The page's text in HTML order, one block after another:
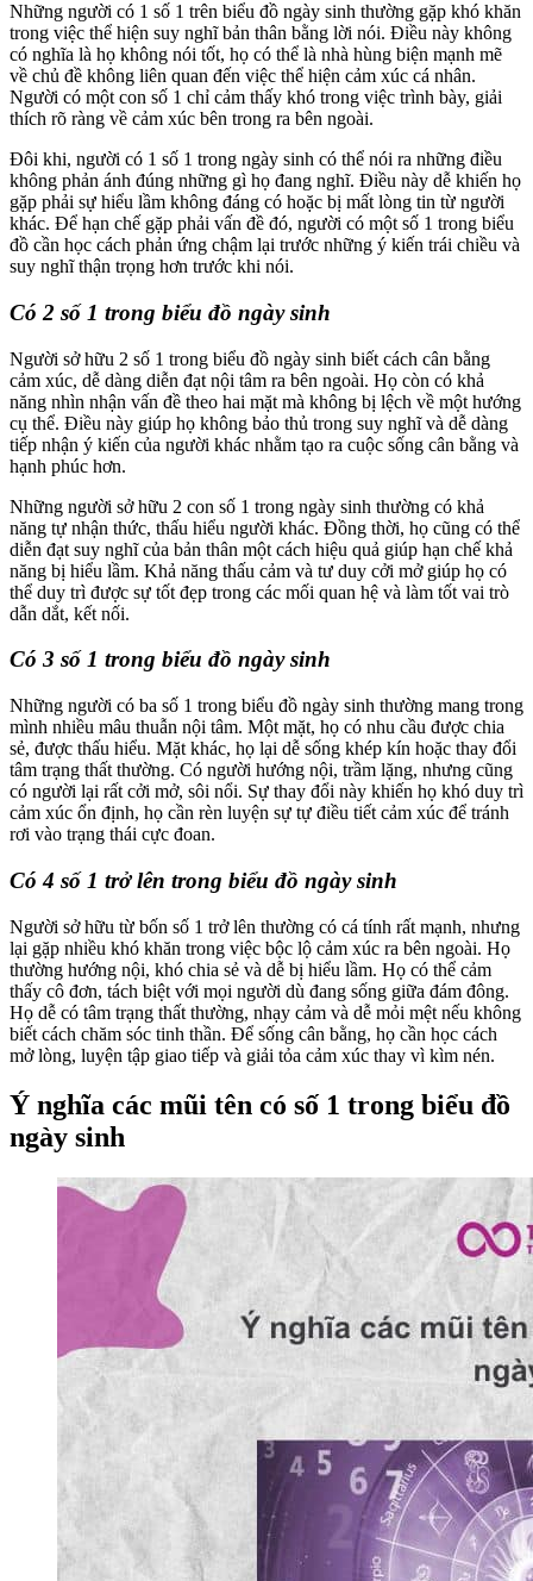
Những người có 1 số 1 trên biểu đồ ngày sinh thường gặp khó khăn
trong việc thể hiện suy nghĩ bản thân bằng lời nói. Điều này không
có nghĩa là họ không nói tốt, họ có thể là nhà hùng biện mạnh mẽ
về chủ đề không liên quan đến việc thể hiện cảm xúc cá nhân.
Người có một con số 1 chỉ cảm thấy khó trong việc trình bày, giải
thích rõ ràng về cảm xúc bên trong ra bên ngoài.
Đôi khi, người có 1 số 1 trong ngày sinh có thể nói ra những điều
không phản ánh đúng những gì họ đang nghĩ. Điều này dễ khiến họ
gặp phải sự hiểu lầm không đáng có hoặc bị mất lòng tin từ người
khác. Để hạn chế gặp phải vấn đề đó, người có một số 1 trong biểu
đồ cần học cách phản ứng chậm lại trước những ý kiến trái chiều và
suy nghĩ thận trọng hơn trước khi nói.
Có 2 số 1 trong biểu đồ ngày sinh
Người sở hữu 2 số 1 trong biểu đồ ngày sinh biết cách cân bằng
cảm xúc, dễ dàng diễn đạt nội tâm ra bên ngoài. Họ còn có khả
năng nhìn nhận vấn đề theo hai mặt mà không bị lệch về một hướng
cụ thể. Điều này giúp họ không bảo thủ trong suy nghĩ và dễ dàng
tiếp nhận ý kiến của người khác nhằm tạo ra cuộc sống cân bằng và
hạnh phúc hơn.
Những người sở hữu 2 con số 1 trong ngày sinh thường có khả
năng tự nhận thức, thấu hiểu người khác. Đồng thời, họ cũng có thể
diễn đạt suy nghĩ của bản thân một cách hiệu quả giúp hạn chế khả
năng bị hiểu lầm. Khả năng thấu cảm và tư duy cởi mở giúp họ có
thể duy trì được sự tốt đẹp trong các mối quan hệ và làm tốt vai trò
dẫn dắt, kết nối.
Có 3 số 1 trong biểu đồ ngày sinh
Những người có ba số 1 trong biểu đồ ngày sinh thường mang trong
mình nhiều mâu thuẫn nội tâm. Một mặt, họ có nhu cầu được chia
sẻ, được thấu hiểu. Mặt khác, họ lại dễ sống khép kín hoặc thay đổi
tâm trạng thất thường. Có người hướng nội, trầm lặng, nhưng cũng
có người lại rất cởi mở, sôi nổi. Sự thay đổi này khiến họ khó duy trì
cảm xúc ổn định, họ cần rèn luyện sự tự điều tiết cảm xúc để tránh
rơi vào trạng thái cực đoan.
Có 4 số 1 trở lên trong biểu đồ ngày sinh
Người sở hữu từ bốn số 1 trở lên thường có cá tính rất mạnh, nhưng
lại gặp nhiều khó khăn trong việc bộc lộ cảm xúc ra bên ngoài. Họ
thường hướng nội, khó chia sẻ và dễ bị hiểu lầm. Họ có thể cảm
thấy cô đơn, tách biệt với mọi người dù đang sống giữa đám đông.
Họ dễ có tâm trạng thất thường, nhạy cảm và dễ mỏi mệt nếu không
biết cách chăm sóc tinh thần. Để sống cân bằng, họ cần học cách
mở lòng, luyện tập giao tiếp và giải tỏa cảm xúc thay vì kìm nén.
Ý nghĩa các mũi tên có số 1 trong biểu đồ
ngày sinh